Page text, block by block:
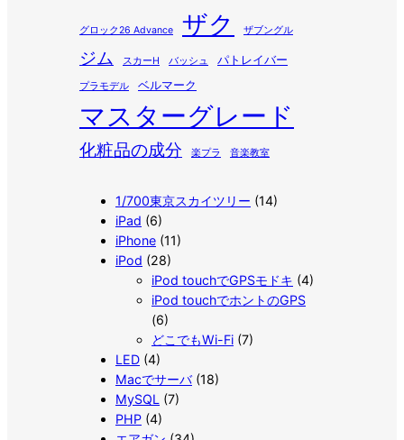
グロック26 Advance ザク ザブングル
ジム スカーH バッシュ パトレイバー
プラモデル ベルマーク
マスターグレード
化粧品の成分 楽プラ 音楽教室
1/700東京スカイツリー (14)
iPad (6)
iPhone (11)
iPod (28)
iPod touchでGPSモドキ (4)
iPod touchでホントのGPS
(6)
どこでもWi-Fi (7)
LED (4)
Macでサーバ(18)
MySQL (7)
PHP (4)